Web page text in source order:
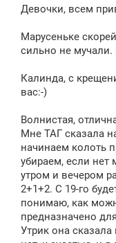
б
е
н
и
Девочки, всем
Марусеньке
сильно не
Калинда, с
вас:-)
Волнистая,
Мне ТАГ сказала
начинаем колоть
убираем, если нет
утром и вечером
2+1+2. С 19-го
понимаю, как
предназначено
Утрик она